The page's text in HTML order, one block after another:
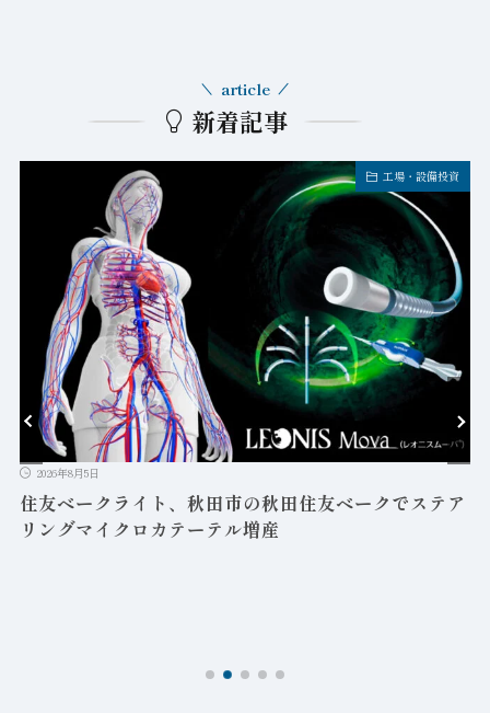
新着記事
article
工場・設備投資
2026年8月5日
住友ベークライト、秋田市の秋田住友ベークでステア
リングマイクロカテーテル増産